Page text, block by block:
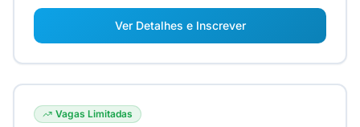
Ver Detalhes e Inscrever
Vagas Limitadas